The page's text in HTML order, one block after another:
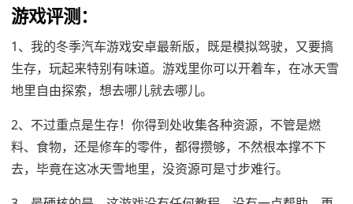
游戏评测：
1、我的冬季汽车游戏安卓最新版，既是模拟驾驶，又要搞
生存，玩起来特别有味道。游戏里你可以开着车，在冰天雪
地里自由探索，想去哪儿就去哪儿。
2、不过重点是生存！你得到处收集各种资源，不管是燃
料、食物，还是修车的零件，都得攒够，不然根本撑不下
去，毕竟在这冰天雪地里，没资源可是寸步难行。